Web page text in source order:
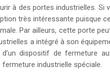
à des portes industrielles.
très intéressante puisque
Par ailleurs, cette porte
a intégré à son
dispositif de fermeture
industrielle spéciale.